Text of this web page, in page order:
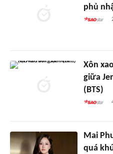
phủ
Xôn
giữa
(BTS)
Mai
quá